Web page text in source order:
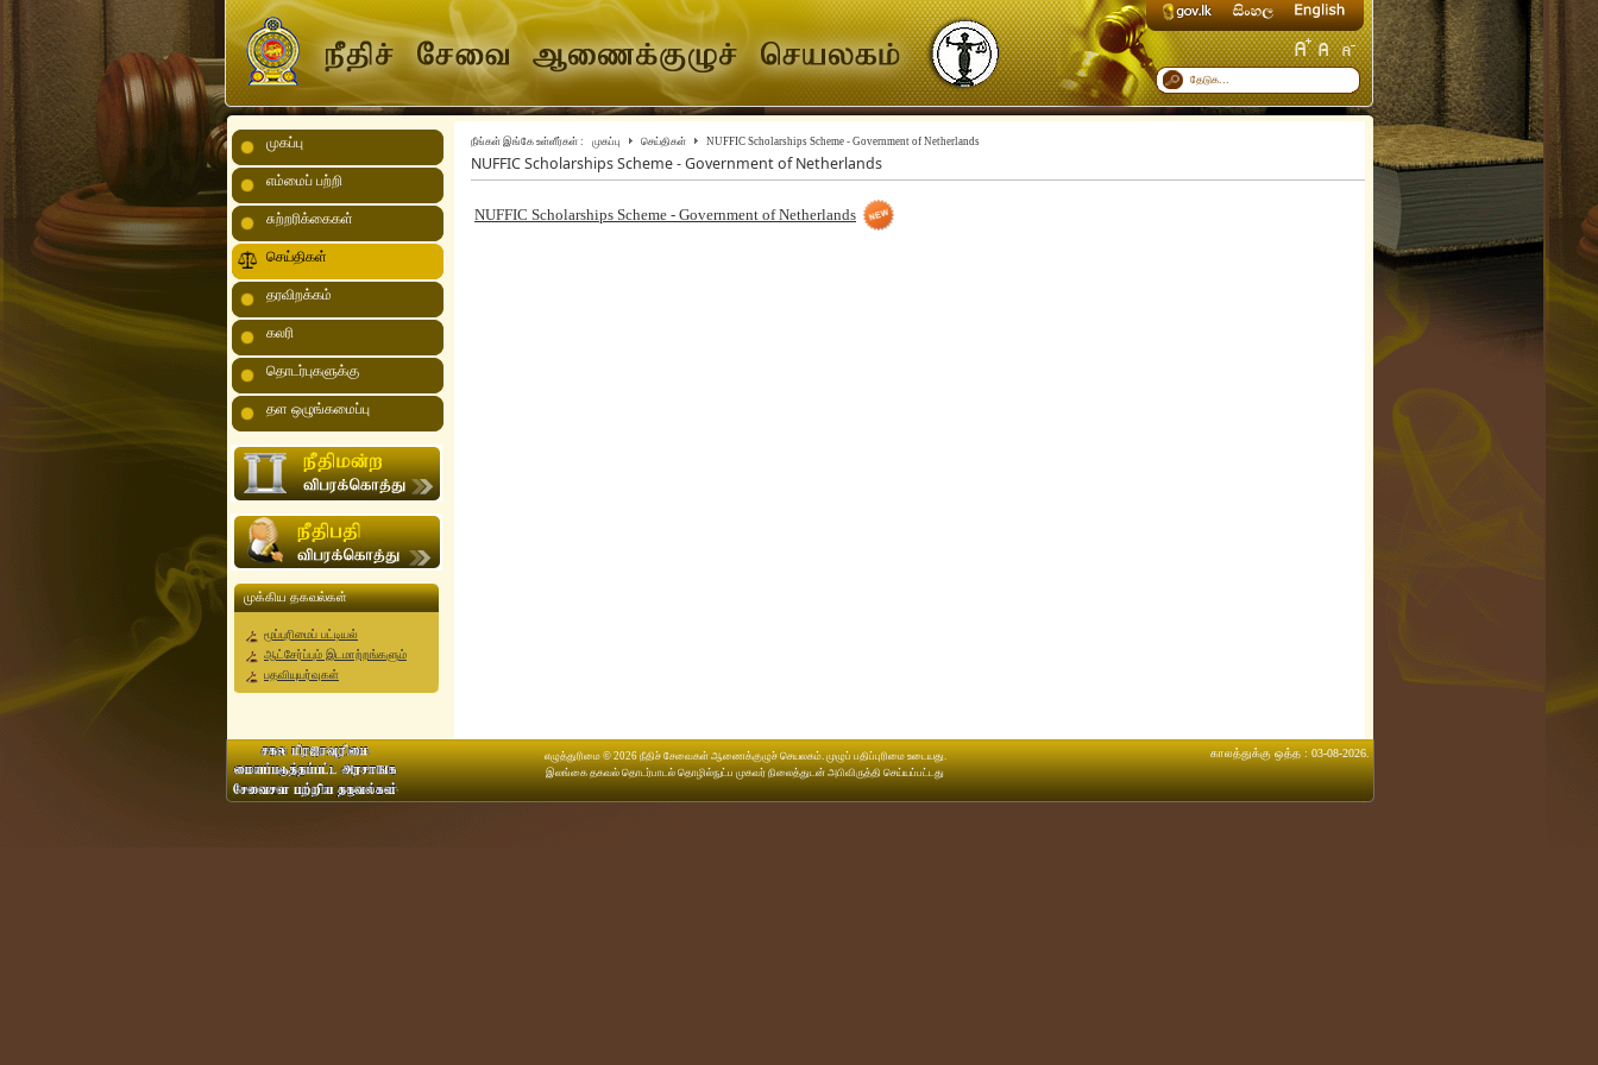
நீங்கள் இங்கே உள்ளீர்கள் : முகப்பு செய்திகள் NUFFIC Scholarships Scheme - Government of Netherlands
NUFFIC Scholarships Scheme - Government of Netherlands
NUFFIC Scholarships Scheme - Government of Netherlands
முகப்பு
எம்மைப் பற்றி
சுற்றரிக்கைகள்
செய்திகள்
தரவிறக்கம்
கலரி
தொடர்புகளுக்கு
தள ஒழுங்கமைப்பு
முக்கிய தகவல்கள்
மூப்புரிமைப் பட்டியல்
ஆட்சேர்ப்பும் இடமாற்றங்களும்
பதவியுயர்வுகள்
எழுத்துரிமை © 2026 நீதிச் சேவைகள் ஆணைக்குழுச் செயலகம். முழுப் பதிப்புரிமை உடையது.
இலங்கை தகவல் தொடர்பாடல் தொழில்நுட்ப முகவர் நிலைத்துடன் அபிவிருத்தி செய்யப்பட்டது
காலத்துக்கு ஒத்த : 03-08-2026.